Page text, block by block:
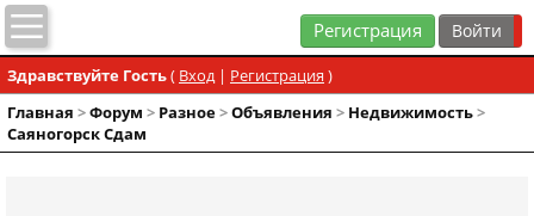
Регистрация
Здравствуйте Гость( Вход| Регистрация )
Главная >Форум > Разное>Объявления > Недвижимость>
Саяногорск Сдам